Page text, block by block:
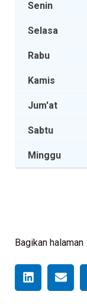
Senin
Selasa
Rabu
Kamis
Jum'at
Sabtu
Minggu
Bagikan halaman